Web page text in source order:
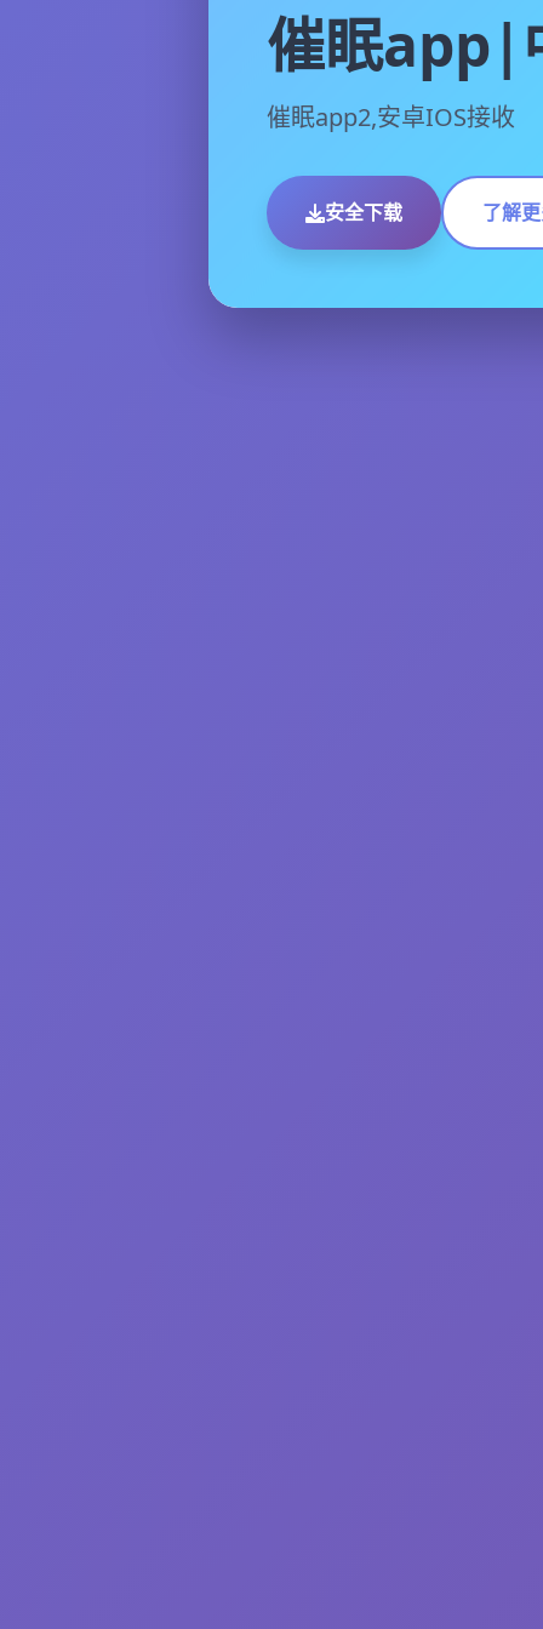
催眠app|
催眠app2,安卓IOS接收
安全下载 了解